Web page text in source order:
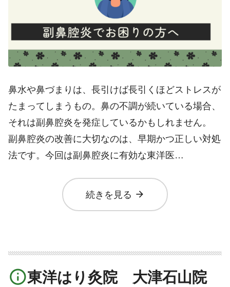
鼻水や鼻づまりは、長引けば長引くほどストレスが
たまってしまうもの。鼻の不調が続いている場合、
それは副鼻腔炎を発症しているかもしれません。
副鼻腔炎の改善に大切なのは、早期かつ正しい対処
法です。今回は副鼻腔炎に有効な東洋医…
続きを見る arrow_forward
info_outline東洋はり灸院 大津石山院